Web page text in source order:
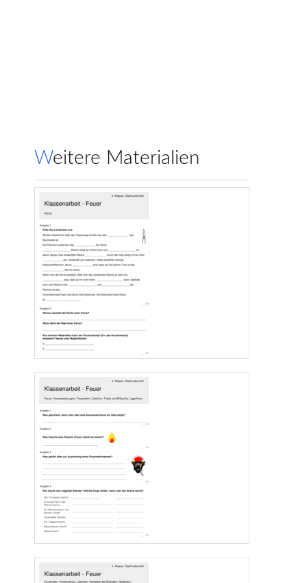
Weitere Materialien